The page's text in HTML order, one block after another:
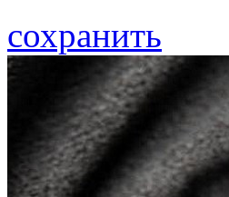
сохранить